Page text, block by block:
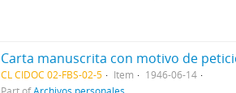
CL CIDOC 02-FBS-02-5 Item
1946-06-14